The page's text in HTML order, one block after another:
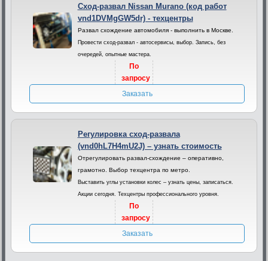
Сход-развал Nissan Murano (код работ
vnd1DVMgGW5dr) - техцентры
Развал схождение автомобиля - выполнить в Москве.
Провести сход-развал - автосервисы, выбор. Запись, без
очередей, опытные мастера.
По
запросу
Заказать
Регулировка сход-развала
(vnd0hL7H4mU2J) – узнать стоимость
Отрегулировать развал-схождение – оперативно,
грамотно. Выбор техцентра по метро.
Выставить углы установки колес – узнать цены, записаться.
Акции сегодня. Техцентры профессионального уровня.
По
запросу
Заказать